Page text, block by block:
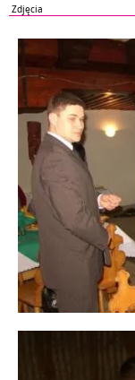
Zdjęcia